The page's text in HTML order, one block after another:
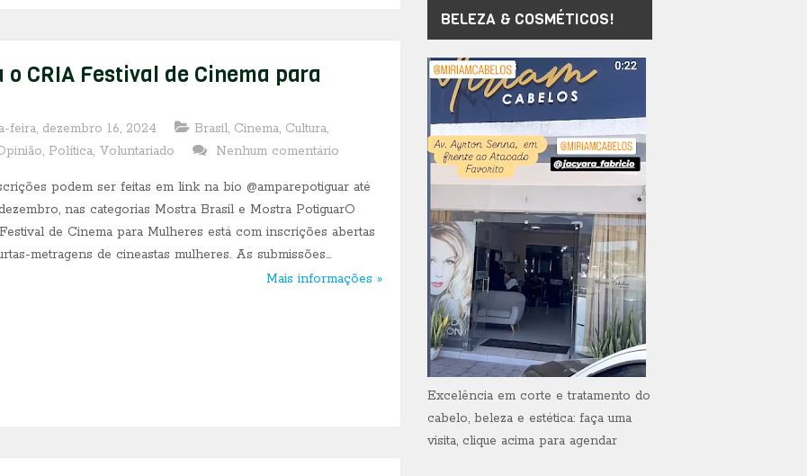
CRIA Festival de Cinema para
feira, dezembro 16, 2024 Brasil, Cinema, Cultura,
, Política, Voluntariado Nenhum comentário
podem ser feitas em link na bio @amparepotiguar até
nas categorias Mostra Brasil e Mostra PotiguarO
de Cinema para Mulheres está com inscrições abertas
metragens de cineastas mulheres. As submissões...
Mais informações »
BELEZA & COSMÉTICOS!
Excelência em corte e tratamento do
cabelo, beleza e estética: faça uma
visita, clique acima para agendar